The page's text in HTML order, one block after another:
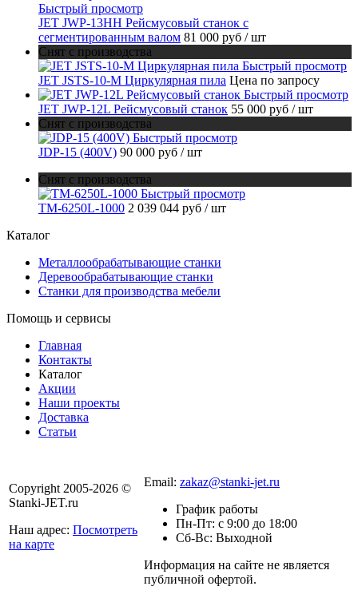
Быстрый просмотр
JET JWP-13HH Рейсмусовый станок с
сегментированным валом 81 000 руб / шт
Снят с производства
Быстрый просмотр
JET JSTS-10-M Циркулярная пила Цена по запросу
Быстрый просмотр
JET JWP-12L Рейсмусовый станок 55 000 руб / шт
Снят с производства
Быстрый просмотр
JDP-15 (400V) 90 000 руб / шт
Снят с производства
Быстрый просмотр
ТМ-6250L-1000 2 039 044 руб / шт
Каталог
Металлообрабатывающие станки
Деревообрабатывающие станки
Станки для производства мебели
Помощь и сервисы
Главная
Контакты
Каталог
Акции
Наши проекты
Доставка
Статьи
Copyright 2005-2026 ©
Stanki-JET.ru
Наш адрес: Посмотреть
на карте
Email: zakaz@stanki-jet.ru
График работы
Пн-Пт: с 9:00 до 18:00
Сб-Вс: Выходной
Информация на сайте не является
публичной офертой.